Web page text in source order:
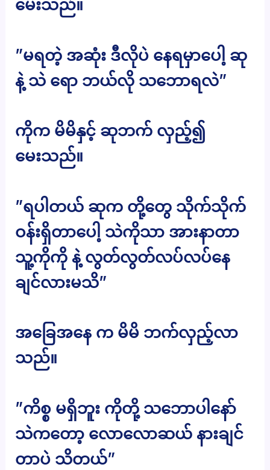
မေးသည်။
”မရတဲ့ အဆုံး ဒီလိုပဲ နေရမှာပေါ့ ဆု
နဲ့ သဲ ရော ဘယ်လို သဘောရလဲ”
ကိုက မိမိနှင့် ဆုဘက် လှည့်၍
မေးသည်။
”ရပါတယ် ဆုက တို့တွေ သိုက်သိုက်
ဝန်းရှိတာပေါ့ သဲကိုသာ အားနာတာ
သူ့ကိုကို နဲ့ လွတ်လွတ်လပ်လပ်နေ
ချင်လားမသိ”
အခြေအနေ က မိမိ ဘက်လှည့်လာ
သည်။
”ကိစ္စ မရှိဘူး ကိုတို့ သဘောပါနော်
သဲကတော့ လောလောဆယ် နားချင်
တာပဲ သိတယ်”